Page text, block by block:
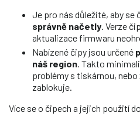
Je pro nás důležité, aby se
správně načetly. Verze
aktualizace firmwaru
Nabízené čipy jsou určené
náš region. Takto
problémy s tiskárnou,
zablokuje.
Více se o čipech a jejich použití